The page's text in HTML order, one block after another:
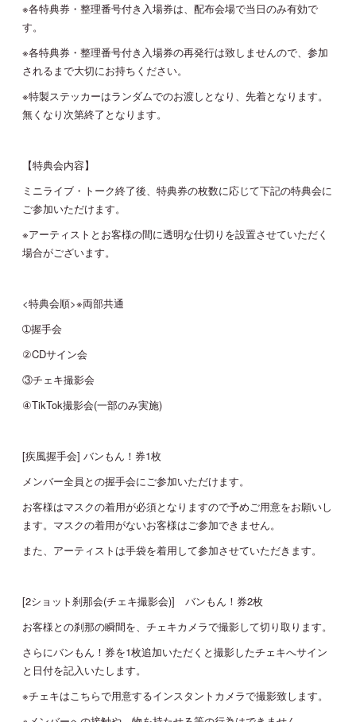
※各特典券・整理番号付き入場券は、配布会場で当日のみ有効で
す。
※各特典券・整理番号付き入場券の再発行は致しませんので、参加
されるまで大切にお持ちください。
※特製ステッカーはランダムでのお渡しとなり、先着となります。
無くなり次第終了となります。
【特典会内容】
ミニライブ・トーク終了後、特典券の枚数に応じて下記の特典会に
ご参加いただけます。
※アーティストとお客様の間に透明な仕切りを設置させていただく
場合がございます。
<特典会順>※両部共通
➀握手会
②CDサイン会
③チェキ撮影会
④TikTok撮影会(一部のみ実施)
[疾風握手会] バンもん！券1枚
メンバー全員との握手会にご参加いただけます。
お客様はマスクの着用が必須となりますので予めご用意をお願いし
ます。マスクの着用がないお客様はご参加できません。
また、アーティストは手袋を着用して参加させていただきます。
[2ショット刹那会(チェキ撮影会)] バンもん！券2枚
お客様との刹那の瞬間を、チェキカメラで撮影して切り取ります。
さらにバンもん！券を1枚追加いただくと撮影したチェキへサイン
と日付を記入いたします。
※チェキはこちらで用意するインスタントカメラで撮影致します。